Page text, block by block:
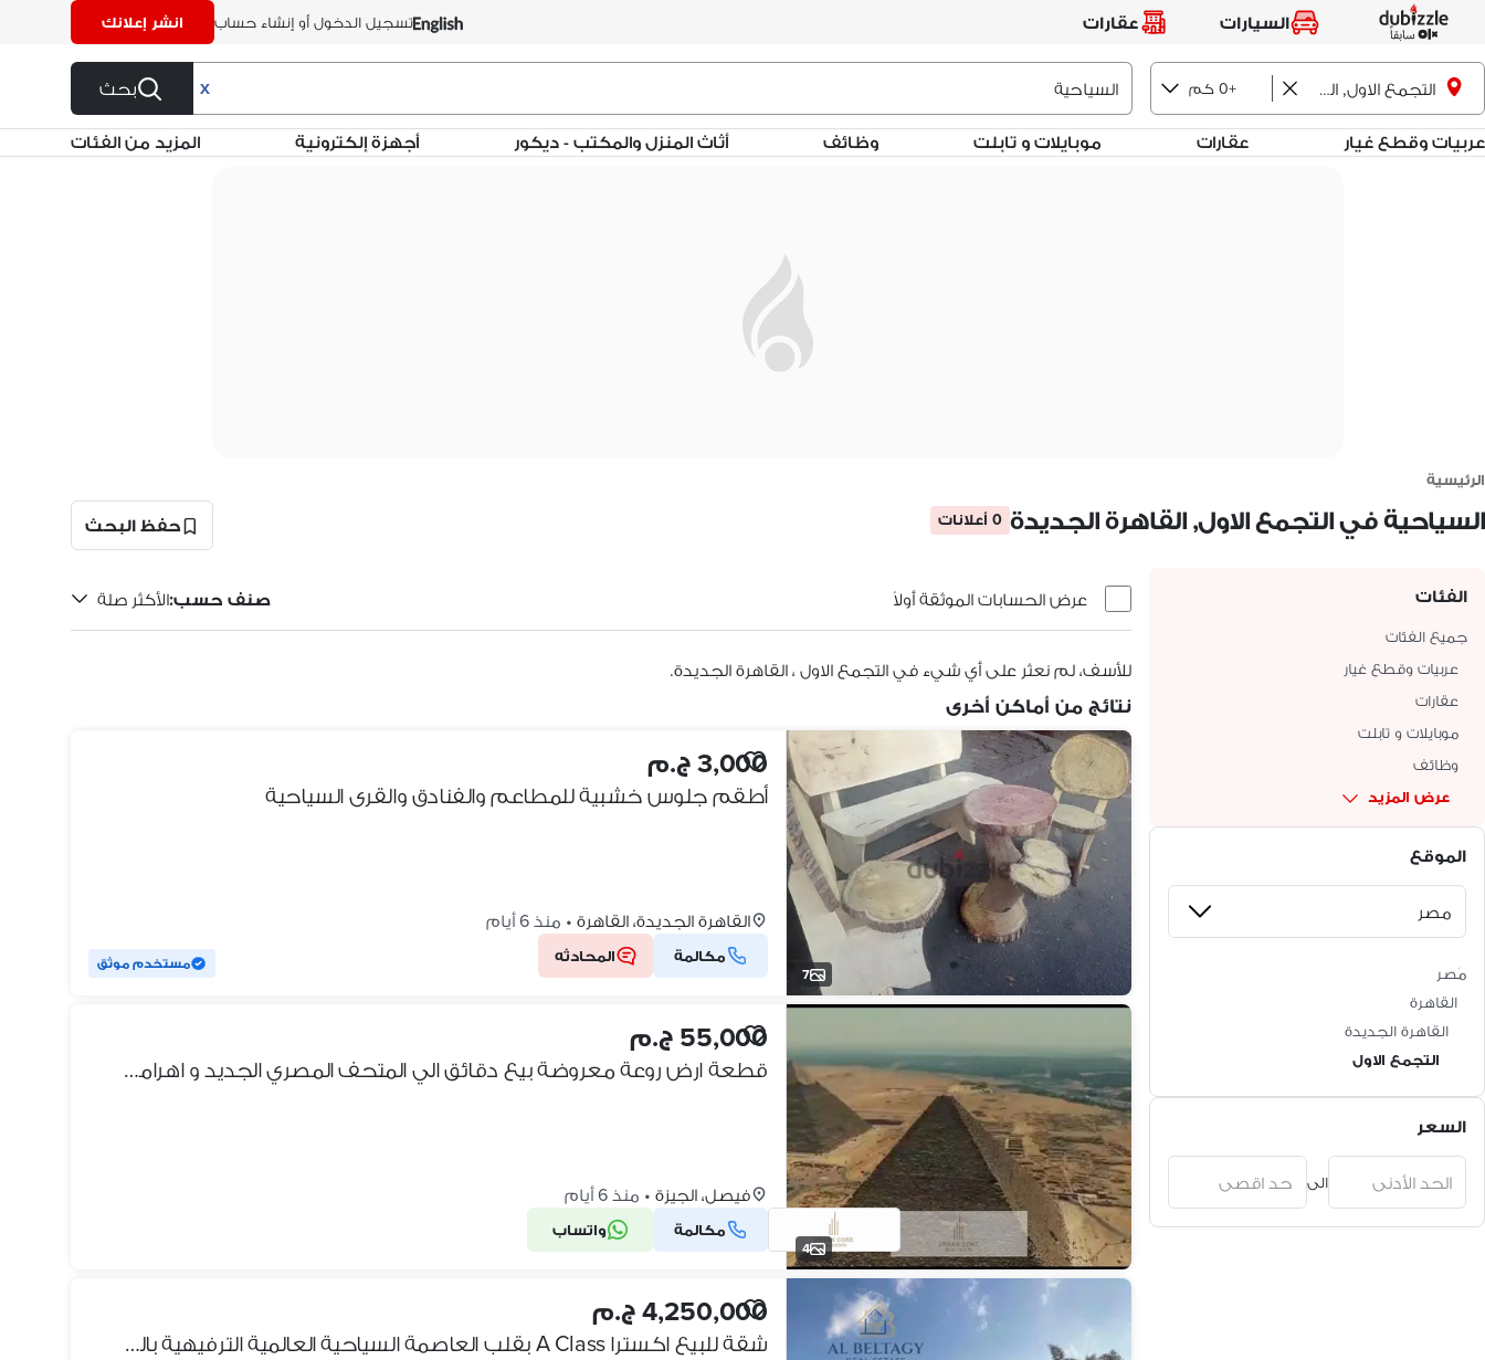
السيارات عقارات تسجيل الدخول أو إنشاء حساب انشر إعلانك
التجمع الاول, القاهرة الجديدة +0 كم X بحث
عربيات وقطع غيار عقارات موبايلات و تابلت وظائف أثاث المنزل والمكتب - ديكور أجهزة إلكترونية المزيد من الفئات
الرئيسية
السياحية في التجمع الاول, القاهرة الجديدة 0 أعلانات حفظ البحث
الفئات
جميع الفئات
عربيات وقطع غيار
عقارات
موبايلات و تابلت
وظائف
عرض المزيد
الموقع
مَصر
القاهرة
القاهرة الجديدة
التجمع الاول
السعر
الى
عرض الحسابات الموثقة أولاً صنف حسب:الأكثر صلة
للأسف، لم نعثر على أي شيء في التجمع الاول ، القاهرة الجديدة.
نتائج من أماكن أخرى
7
3,000 ج.م
أطقم جلوس خشبية للمطاعم والفنادق والقرى السياحية
القاهرة الجديدة، القاهرة • منذ 6 أيام
مكالمة المحادثه مستخدم موثق
4
55,000 ج.م
قطعة ارض روعة معروضة بيع دقائق الي المتحف المصري الجديد و اهرامات الجيزة وجميع المناطق السياحية والتاريخية مساحة 890 م
فيصل، الجيزة • منذ 6 أيام
مكالمة واتساب
4,250,000 ج.م
شقة للبيع اكسترا A Class بقلب العاصمة السياحية العالمية الترفيهية بالتورينج ميدان الرماية اخر الهرم